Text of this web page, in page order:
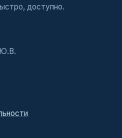
доступно.
Ю.В.